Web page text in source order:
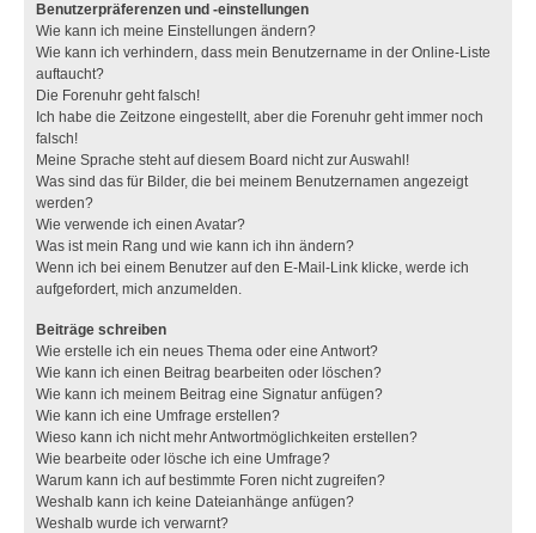
Benutzerpräferenzen und -einstellungen
Wie kann ich meine Einstellungen ändern?
Wie kann ich verhindern, dass mein Benutzername in der Online-Liste
auftaucht?
Die Forenuhr geht falsch!
Ich habe die Zeitzone eingestellt, aber die Forenuhr geht immer noch
falsch!
Meine Sprache steht auf diesem Board nicht zur Auswahl!
Was sind das für Bilder, die bei meinem Benutzernamen angezeigt
werden?
Wie verwende ich einen Avatar?
Was ist mein Rang und wie kann ich ihn ändern?
Wenn ich bei einem Benutzer auf den E-Mail-Link klicke, werde ich
aufgefordert, mich anzumelden.
Beiträge schreiben
Wie erstelle ich ein neues Thema oder eine Antwort?
Wie kann ich einen Beitrag bearbeiten oder löschen?
Wie kann ich meinem Beitrag eine Signatur anfügen?
Wie kann ich eine Umfrage erstellen?
Wieso kann ich nicht mehr Antwortmöglichkeiten erstellen?
Wie bearbeite oder lösche ich eine Umfrage?
Warum kann ich auf bestimmte Foren nicht zugreifen?
Weshalb kann ich keine Dateianhänge anfügen?
Weshalb wurde ich verwarnt?